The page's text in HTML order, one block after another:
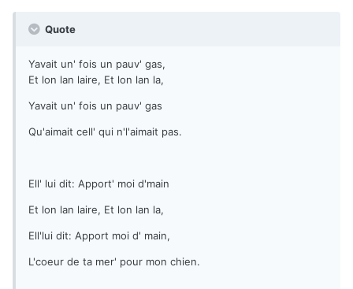
Quote
Yavait un' fois un pauv' gas,
Et lon lan laire, Et lon lan la,
Yavait un' fois un pauv' gas
Qu'aimait cell' qui n'l'aimait pas.
Ell' lui dit: Apport' moi d'main
Et lon lan laire, Et lon lan la,
Ell'lui dit: Apport moi d' main,
L'coeur de ta mer' pour mon chien.